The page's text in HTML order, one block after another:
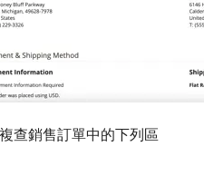
查銷售訂單中的下列區